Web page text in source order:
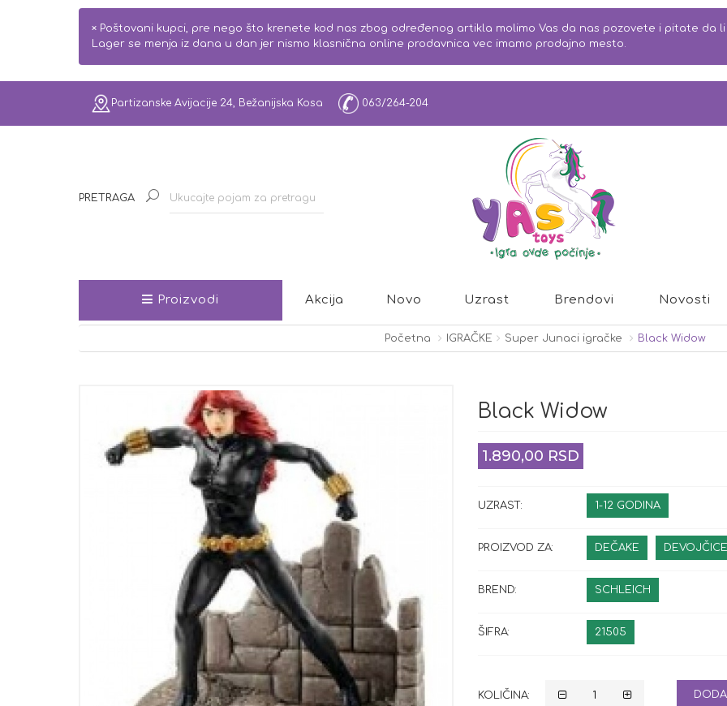
× Poštovani kupci, pre nego što krenete kod nas zbog određenog artikla molimo Vas da nas pozovete i pitate da
Lager se menja iz dana u dan jer nismo klasnična online prodavnica vec imamo prodajno mesto.
Partizanske Avijacije 24, Bežanijska Kosa 063/264-204
PRETRAGA
Proizvodi Akcija Novo Uzrast Brendovi Novosti
Početna IGRAČKE Super Junaci igračke Black Widow
Black Widow
1.890,00 RSD
UZRAST: 1-12 GODINA
PROIZVOD ZA: DEČAKE DEVOJČICE
BREND: SCHLEICH
ŠIFRA: 21505
KOLIČINA: